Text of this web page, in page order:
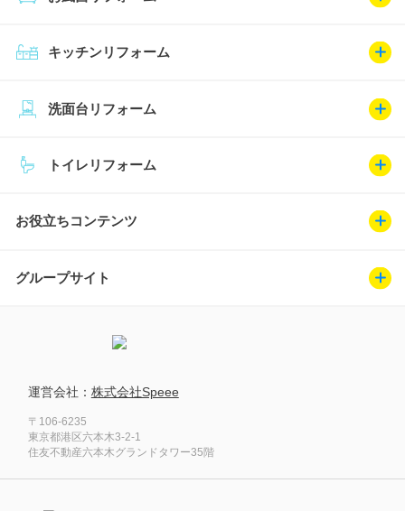
キッチンリフォーム
トイレリフォーム
洗面台リフォーム
お役立ちコンテンツ
グループサイト
運営会社： 株式会社Speee
〒106-6235
東京都港区六本木3-2-1
住友不動産六本木グランドタワー35階